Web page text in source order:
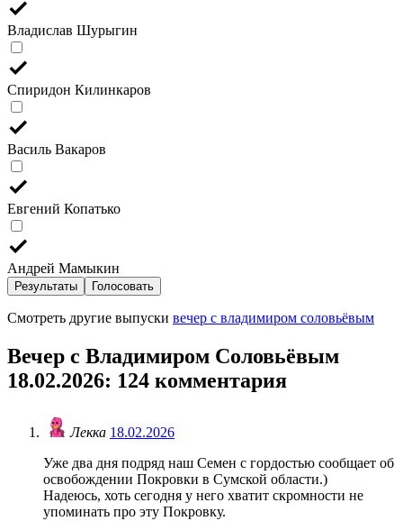
Владислав Шурыгин
Спиридон Килинкаров
Василь Вакаров
Евгений Копатько
Андрей Мамыкин
Результаты Голосовать
Смотреть другие выпуски вечер с владимиром соловьёвым
Вечер с Владимиром Соловьёвым
18.02.2026: 124 комментария
Лекка 18.02.2026
Уже два дня подряд наш Семен с гордостью сообщает об
освобождении Покровки в Сумской области.)
Надеюсь, хоть сегодня у него хватит скромности не
упоминать про эту Покровку.